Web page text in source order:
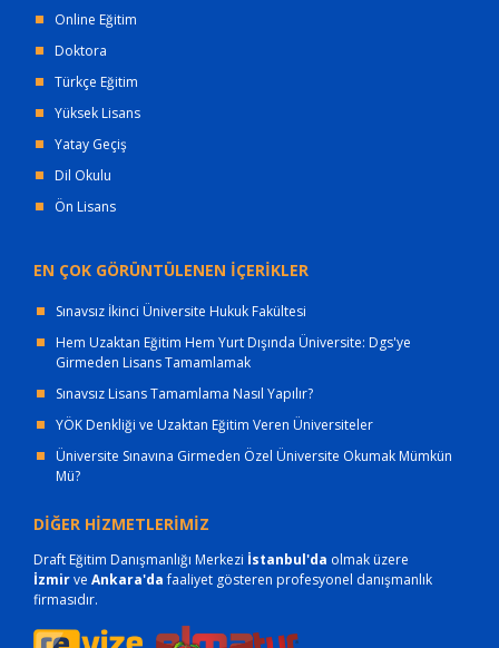
Online Eğitim
Doktora
Türkçe Eğitim
Yüksek Lisans
Yatay Geçiş
Dil Okulu
Ön Lisans
EN ÇOK GÖRÜNTÜLENEN İÇERİKLER
Sınavsız İkinci Üniversite Hukuk Fakültesi
Hem Uzaktan Eğitim Hem Yurt Dışında Üniversite: Dgs'ye
Girmeden Lisans Tamamlamak
Sınavsız Lisans Tamamlama Nasıl Yapılır?
YÖK Denkliği ve Uzaktan Eğitim Veren Üniversiteler
Üniversite Sınavına Girmeden Özel Üniversite Okumak Mümkün
Mü?
DİĞER HİZMETLERİMİZ
Draft Eğitim Danışmanlığı Merkezi İstanbul'da olmak üzere
İzmirve Ankara'dafaaliyet gösteren profesyonel danışmanlık
firmasıdır.